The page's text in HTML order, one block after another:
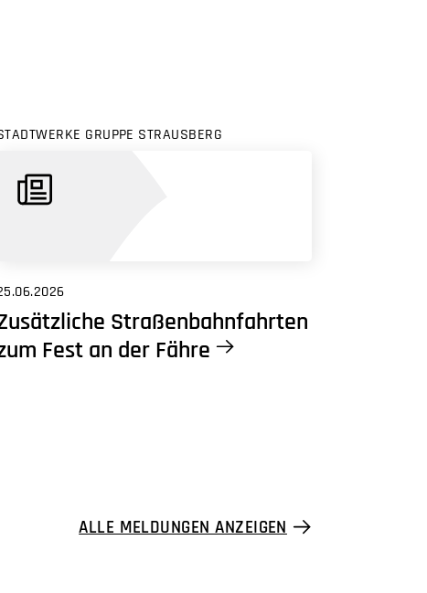
GRUPPE STRAUSBERG
Straßenbahnfahrten
Fest an der Fähre
ALLE MELDUNGEN ANZEIGEN